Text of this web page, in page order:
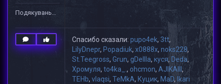
Подякувань: 33
Спасибо сказали: pupo4ek, 3tt,
LilyDnepr, Popadiuk, x0888x, noks228,
St.Teegross, Grun, gDeIIIa, куся, Deda,
Хромуля, to4ka_., ohcmon, AJIKAIII ,
TEHb, vlaqsi, TeMkA, Куцик, MaD, Ikari